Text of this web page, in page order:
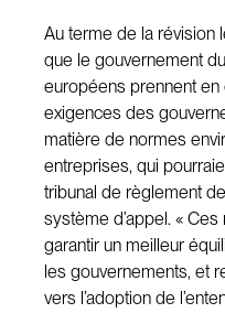
Au terme de la révision
que le gouvernement
européens prennent
exigences des
matière de normes
entreprises, qui
tribunal de règlement
système d’appel. «
garantir un meilleur
les gouvernements, et
vers l’adoption de